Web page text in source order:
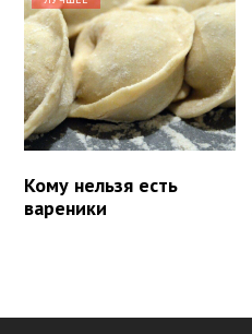
Кому нельзя есть
вареники